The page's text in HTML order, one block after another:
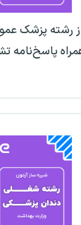
رشته پزشک
پاسخ‌نامه